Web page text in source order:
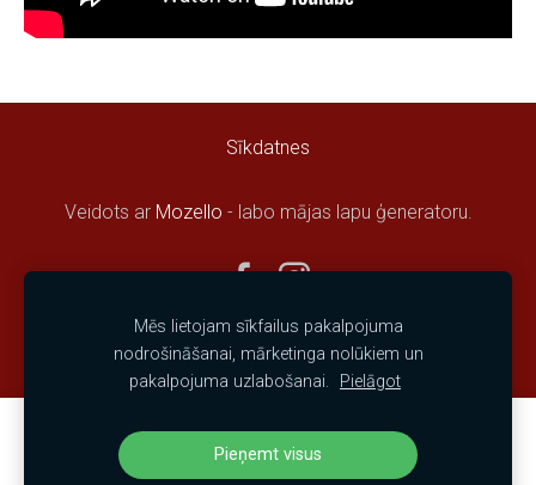
Sīkdatnes
Veidots ar Mozello - labo mājas lapu ģeneratoru.
Izveido savu mājaslapu vai e-veikalu ar
Mozello!
Mēs lietojam sīkfailus pakalpojuma
nodrošināšanai, mārketinga nolūkiem un
pakalpojuma uzlabošanai.
Pielāgot
Pieņemt visus